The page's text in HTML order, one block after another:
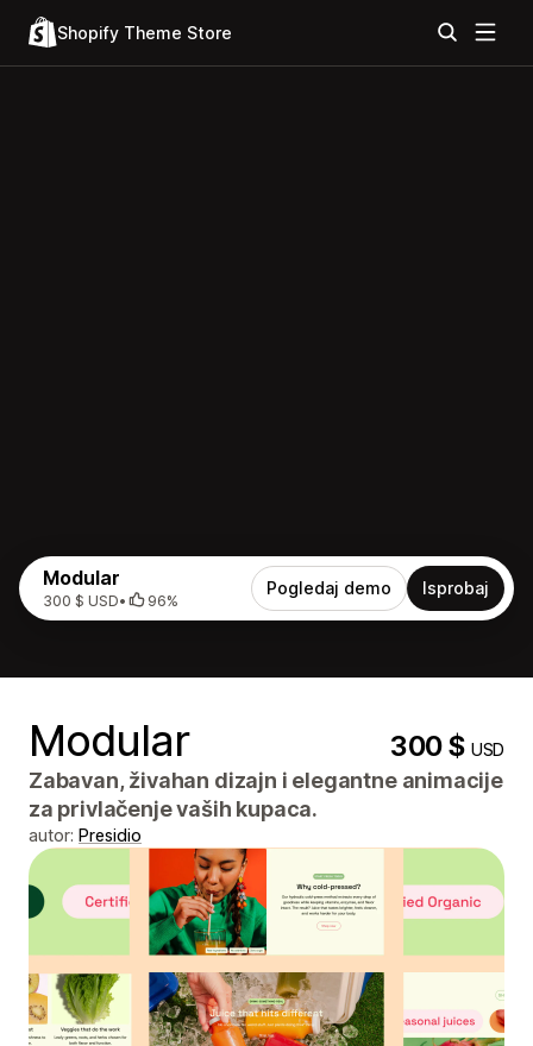
Shopify Theme Store
Modular
300 $ USD• 96%
Pogledaj demo Isprobaj
Modular 300 $USD
Zabavan, živahan dizajn i elegantne animacije
za privlačenje vaših kupaca.
autor: Presidio